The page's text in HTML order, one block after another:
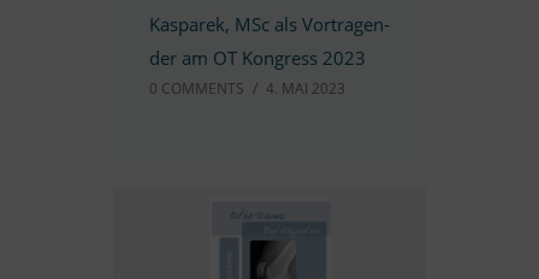
Kas­pa­rek, MSc als Vor­tra­gen­
der am OT Kon­gress 2023
0 COMM­ENTS / 4. MAI 2023